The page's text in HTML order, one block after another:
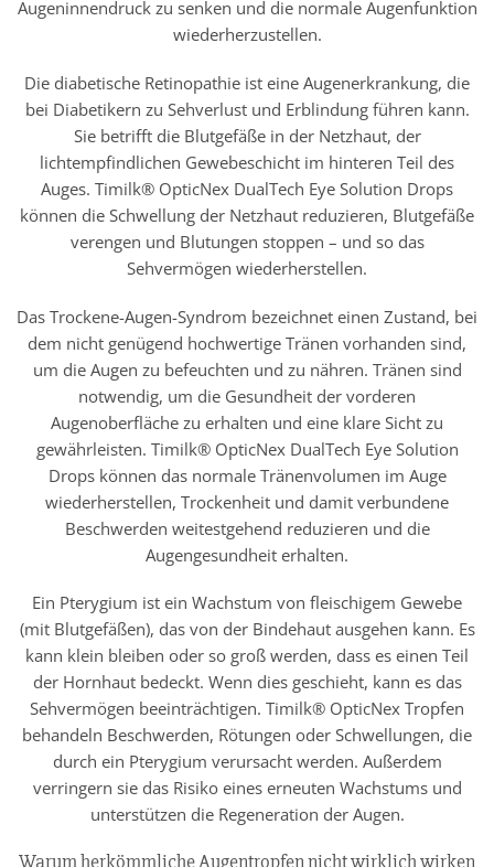
Augeninnendruck zu senken und die normale Augenfunktion
wiederherzustellen.
Die diabetische Retinopathie ist eine Augenerkrankung, die
bei Diabetikern zu Sehverlust und Erblindung führen kann.
Sie betrifft die Blutgefäße in der Netzhaut, der
lichtempfindlichen Gewebeschicht im hinteren Teil des
Auges. Timilk® OpticNex DualTech Eye Solution Drops
können die Schwellung der Netzhaut reduzieren, Blutgefäße
verengen und Blutungen stoppen – und so das
Sehvermögen wiederherstellen.
Das Trockene-Augen-Syndrom bezeichnet einen Zustand, bei
dem nicht genügend hochwertige Tränen vorhanden sind,
um die Augen zu befeuchten und zu nähren. Tränen sind
notwendig, um die Gesundheit der vorderen
Augenoberfläche zu erhalten und eine klare Sicht zu
gewährleisten. Timilk® OpticNex DualTech Eye Solution
Drops können das normale Tränenvolumen im Auge
wiederherstellen, Trockenheit und damit verbundene
Beschwerden weitestgehend reduzieren und die
Augengesundheit erhalten.
Ein Pterygium ist ein Wachstum von fleischigem Gewebe
(mit Blutgefäßen), das von der Bindehaut ausgehen kann. Es
kann klein bleiben oder so groß werden, dass es einen Teil
der Hornhaut bedeckt. Wenn dies geschieht, kann es das
Sehvermögen beeinträchtigen. Timilk® OpticNex Tropfen
behandeln Beschwerden, Rötungen oder Schwellungen, die
durch ein Pterygium verursacht werden. Außerdem
verringern sie das Risiko eines erneuten Wachstums und
unterstützen die Regeneration der Augen.
Warum herkömmliche Augentropfen nicht wirklich wirken